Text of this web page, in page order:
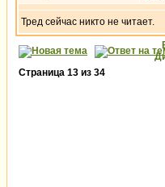
Тред сейчас никто не читает.
Страница 13 из 34